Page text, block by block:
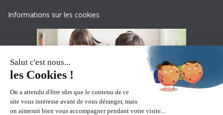
Informations sur les cookies